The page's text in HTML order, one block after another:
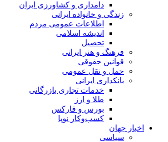
دامداری و کشاورزی ایران
زندگی و خانواده ایرانی
اطلاعات عمومی مردم
اندیشه اسلامی
تحصیل
فرهنگ و هنر ایرانی
قوانین حقوقی
حمل و نقل عمومی
بانکداری ایرانی
خدمات تجاری بازرگانی
طلا و ارز
بورس و فارکس
کسب‌وکار نوپا
اخبار جهان
سیاسی